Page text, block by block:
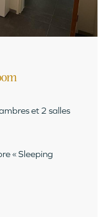
et 2 salles
« Sleeping